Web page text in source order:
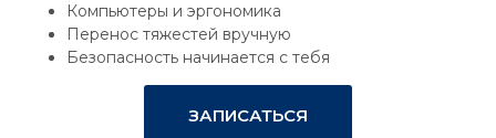
Компьютеры и эргономика
Перенос тяжестей вручную
Безопасность начинается с тебя
ЗАПИСАТЬСЯ